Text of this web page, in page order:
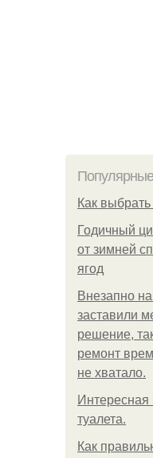
Как
Годичный
от зимней
ягод
Внезапно
заставили
решение,
ремонт
не хватало.
Интересная
туалета.
Как